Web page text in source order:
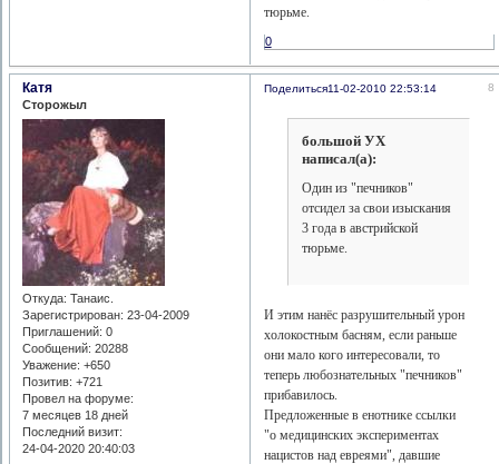
тюрьме.
0
Поделиться 8
11-02-2010 22:53:14
Катя
Сторожыл
Откуда: Танаис.
Зарегистрирован: 23-04-2009
Приглашений: 0
Сообщений: 20288
Уважение: +650
Позитив: +721
Провел на форуме:
7 месяцев 18 дней
Последний визит:
24-04-2020 20:40:03
большой УХ
написал(а):
Один из "печников"
отсидел за свои изыскания
3 года в австрийской
тюрьме.
И этим нанёс разрушительный урон
холокостным басням, если раньше
они мало кого интересовали, то
теперь любознательных "печников"
прибавилось.
Предложенные в енотнике ссылки
"о медицинских экспериментах
нацистов над евреями", давшие